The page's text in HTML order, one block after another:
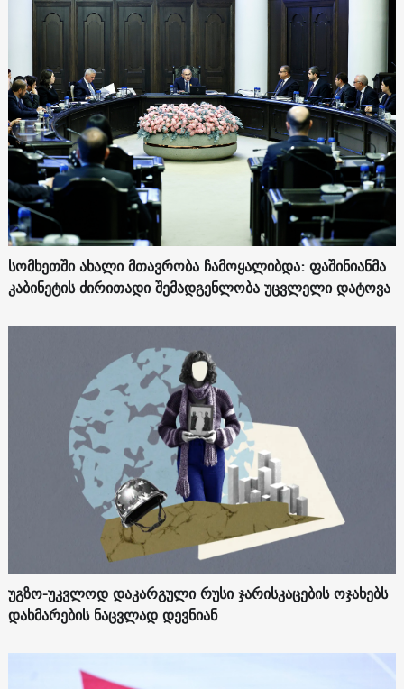
სომხეთში ახალი მთავრობა ჩამოყალიბდა: ფაშინიანმა
კაბინეტის ძირითადი შემადგენლობა უცვლელი დატოვა
უგზო-უკვლოდ დაკარგული რუსი ჯარისკაცების ოჯახებს
დახმარების ნაცვლად დევნიან